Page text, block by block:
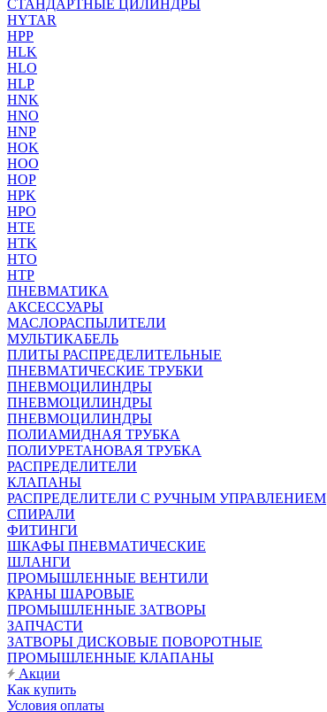
СТАНДАРТНЫЕ ЦИЛИНДРЫ
HYTAR
HPP
HLK
HLO
HLP
HNK
HNO
HNP
HOK
HOO
HOP
HPK
HPO
HTE
HTK
HTO
HTP
ПНЕВМАТИКА
АКСЕССУАРЫ
МАСЛОРАСПЫЛИТЕЛИ
МУЛЬТИКАБЕЛЬ
ПЛИТЫ РАСПРЕДЕЛИТЕЛЬНЫЕ
ПНЕВМАТИЧЕСКИЕ ТРУБКИ
ПНЕВМОЦИЛИНДРЫ
ПНЕВМОЦИЛИНДРЫ
ПНЕВМОЦИЛИНДРЫ
ПОЛИАМИДНАЯ ТРУБКА
ПОЛИУРЕТАНОВАЯ ТРУБКА
РАСПРЕДЕЛИТЕЛИ
КЛАПАНЫ
РАСПРЕДЕЛИТЕЛИ С РУЧНЫМ УПРАВЛЕНИЕМ
СПИРАЛИ
ФИТИНГИ
ШКАФЫ ПНЕВМАТИЧЕСКИЕ
ШЛАНГИ
ПРОМЫШЛЕННЫЕ ВЕНТИЛИ
КРАНЫ ШАРОВЫЕ
ПРОМЫШЛЕННЫЕ ЗАТВОРЫ
ЗАПЧАСТИ
ЗАТВОРЫ ДИСКОВЫЕ ПОВОРОТНЫЕ
ПРОМЫШЛЕННЫЕ КЛАПАНЫ
Акции
Как купить
Условия оплаты